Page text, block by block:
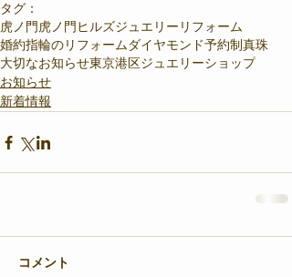
タグ：
虎ノ門虎ノ門ヒルズジュエリーリフォーム
婚約指輪のリフォームダイヤモンド予約制真珠
大切なお知らせ東京港区ジュエリーショップ
お知らせ
新着情報
コメント